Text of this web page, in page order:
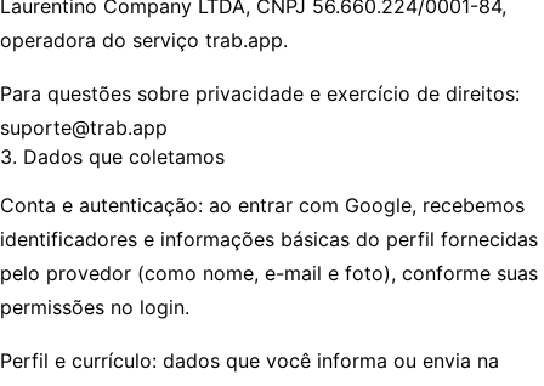
Laurentino Company LTDA, CNPJ 56.660.224/0001-84,
operadora do serviço trab.app.
Para questões sobre privacidade e exercício de direitos:
suporte@trab.app
3. Dados que coletamos
Conta e autenticação: ao entrar com Google, recebemos
identificadores e informações básicas do perfil fornecidas
pelo provedor (como nome, e-mail e foto), conforme suas
permissões no login.
Perfil e currículo: dados que você informa ou envia na